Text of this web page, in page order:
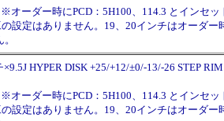
ーダー時にPCD：5H100、114.3 とインセッ
設定はありません。19、20インチはオーダー
×9.5J HYPER DISK +25/+12/±0/-13/-26 STEP
ーダー時にPCD：5H100、114.3 とインセッ
設定はありません。19、20インチはオーダー